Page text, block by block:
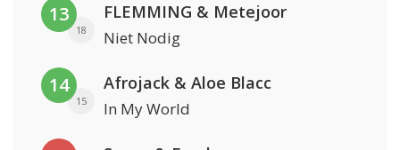
13
18
FLEMMING & Metejoor
Niet Nodig
14
15
Afrojack & Aloe Blacc
In My World